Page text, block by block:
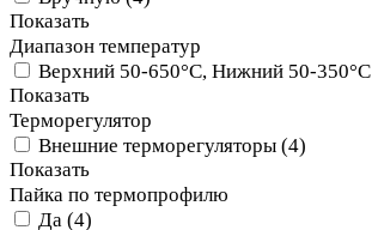
Показать
Диапазон температур
Верхний 50-650°С, Нижний 50-350°С
Показать
Терморегулятор
Внешние терморегуляторы (4)
Показать
Пайка по термопрофилю
Да (4)